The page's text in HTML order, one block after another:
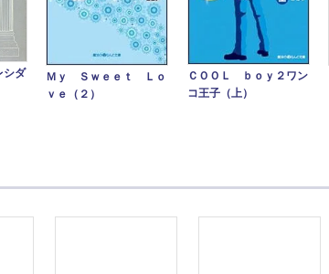
シダ
Ｍｙ Ｓｗｅｅｔ Ｌｏ
ｖｅ（２）
ＣＯＯＬ ｂｏｙ２ワン
コ王子（上）